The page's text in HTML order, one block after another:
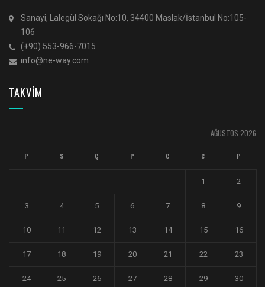
Sanayi, Lalegül Sokağı No:10, 34400 Maslak/İstanbul No:105-
106
(+90) 553-966-7015
info@ne-way.com
TAKVİM
AĞUSTOS 2026
P S Ç P C C P
1 2
3 4 5 6 7 8 9
10 11 12 13 14 15 16
17 18 19 20 21 22 23
24 25 26 27 28 29 30